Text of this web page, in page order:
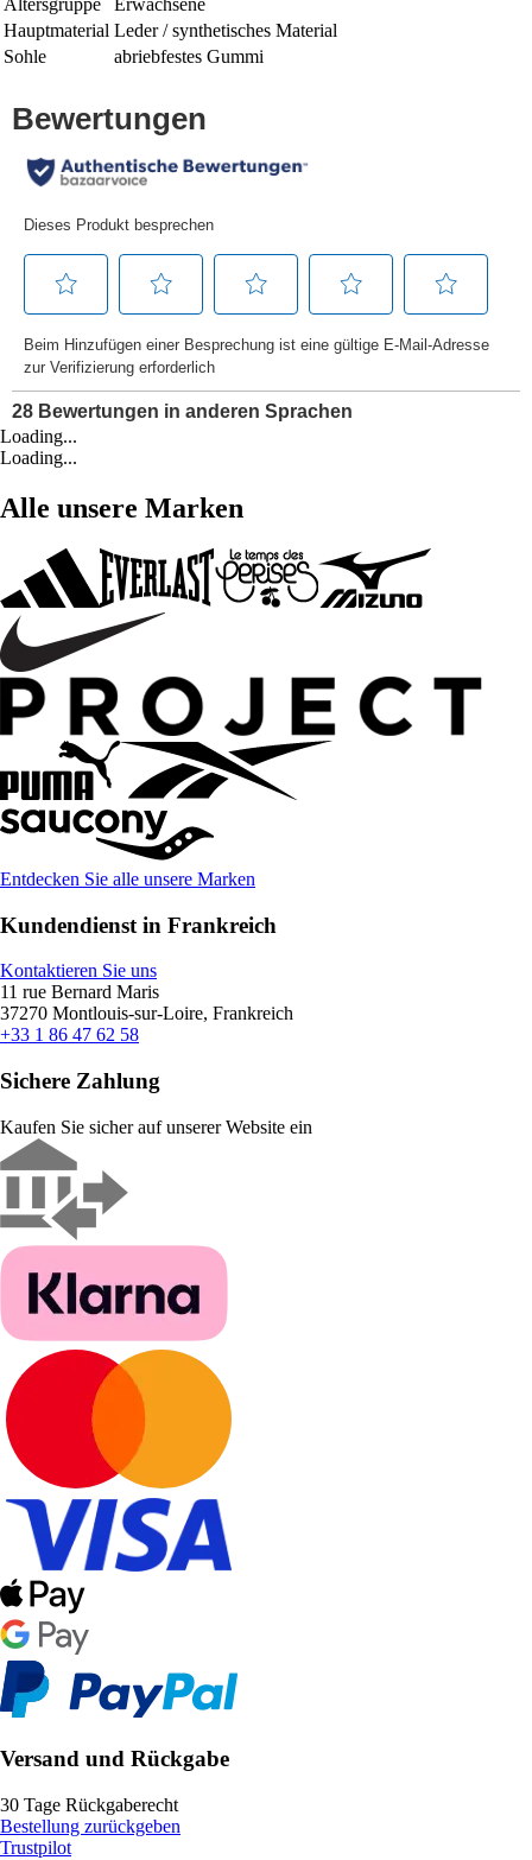
Hauptmaterial Leder / synthetisches Material
Sohle
abriebfestes Gummi
Loading...
Loading...
Alle unsere Marken
Entdecken Sie alle unsere Marken
Kundendienst in Frankreich
Kontaktieren Sie uns
11 rue Bernard Maris
37270 Montlouis-sur-Loire, Frankreich
+33 1 86 47 62 58
Sichere Zahlung
Kaufen Sie sicher auf unserer Website ein
Versand und Rückgabe
30 Tage Rückgaberecht
Bestellung zurückgeben
Trustpilot